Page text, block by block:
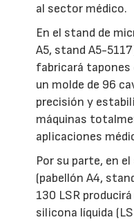
al sector médico.
En el stand de
A5, stand A5-
fabricará tapones
un molde de 96
precisión y
máquinas
aplicaciones
Por su parte, en
(pabellón A4,
130 LSR
silicona líquida